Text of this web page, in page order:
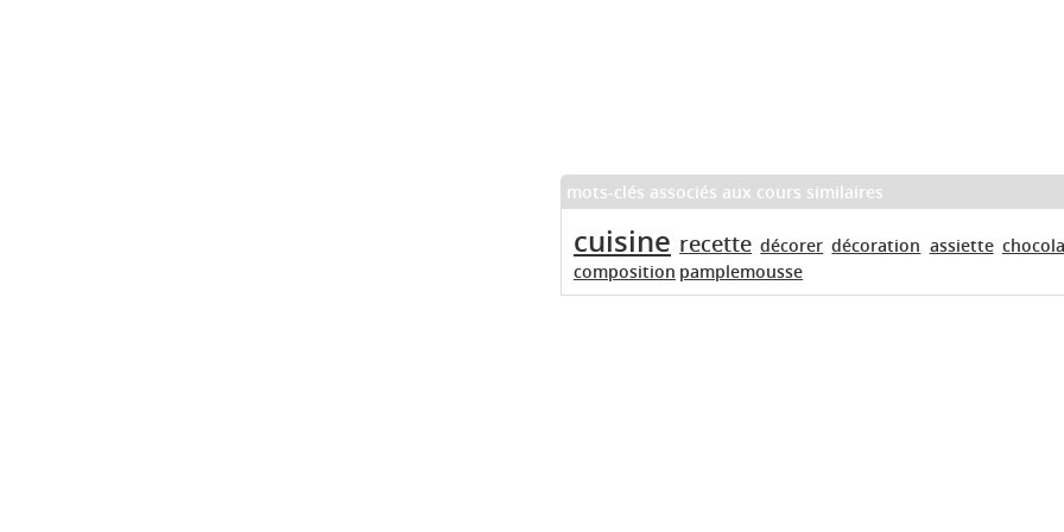
mots-clés associés aux cours similaires
cuisine recette décorer décoration assiette
composition pamplemousse